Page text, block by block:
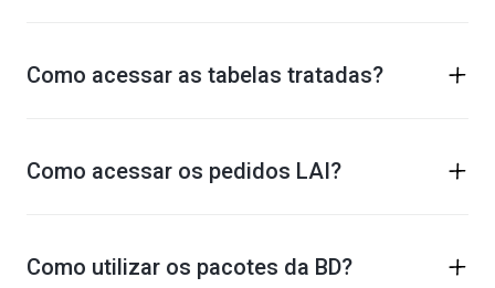
Como acessar as tabelas tratadas?
Como acessar os pedidos LAI?
Como utilizar os pacotes da BD?